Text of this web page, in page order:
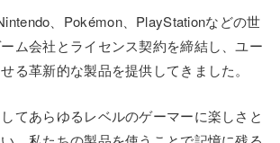
、Pokémon、PlayStationなどの世
ム会社とライセンス契約を締結し、ユー
る革新的な製品を提供してきました。
てあらゆるレベルのゲーマーに楽しさと